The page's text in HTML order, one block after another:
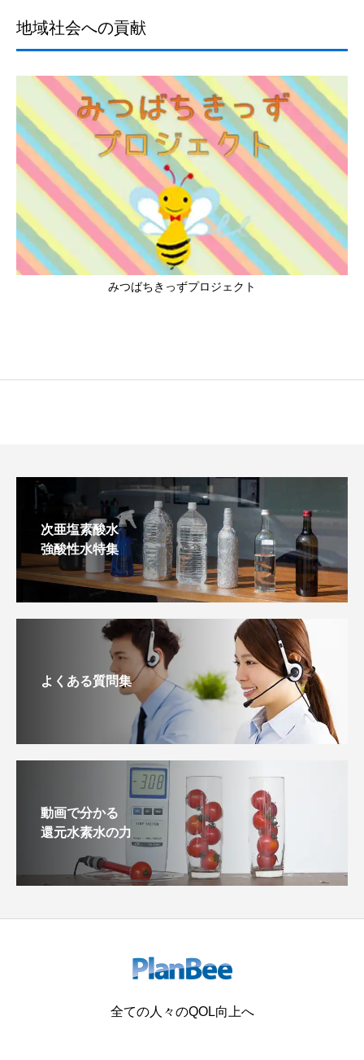
地域社会への貢献
みつばちきっずプロジェクト
次亜塩素酸水
強酸性水特集
よくある質問集
動画で分かる
還元水素水の力
全ての人々のQOL向上へ